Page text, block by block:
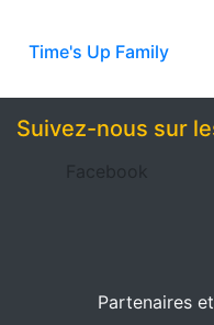
Time's Up Family
Suivez-nous sur
Facebook
Partenaires